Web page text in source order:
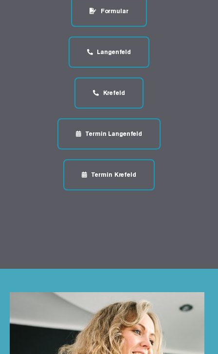
Formular
Langenfeld
Krefeld
Termin Langenfeld
Termin Krefeld